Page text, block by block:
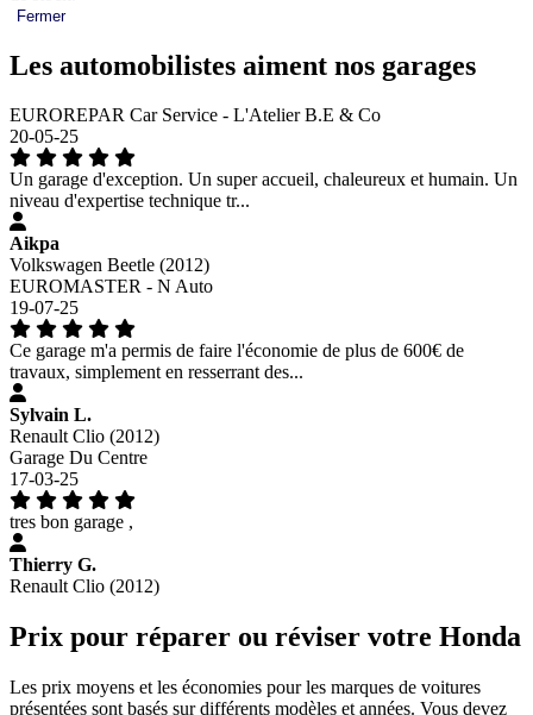
Fermer
Les automobilistes aiment nos garages
EUROREPAR Car Service - L'Atelier B.E & Co
20-05-25
Un garage d'exception. Un super accueil, chaleureux et humain. Un
niveau d'expertise technique tr...
Aikpa
Volkswagen Beetle (2012)
EUROMASTER - N Auto
19-07-25
Ce garage m'a permis de faire l'économie de plus de 600€ de
travaux, simplement en resserrant des...
Sylvain L.
Renault Clio (2012)
Garage Du Centre
17-03-25
tres bon garage ,
Thierry G.
Renault Clio (2012)
Prix pour réparer ou réviser votre Honda
Les prix moyens et les économies pour les marques de voitures
présentées sont basés sur différents modèles et années. Vous devez